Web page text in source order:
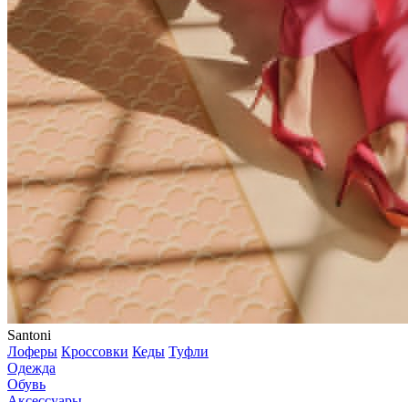
Santoni
Лоферы Кроссовки Кеды Туфли
Одежда
Обувь